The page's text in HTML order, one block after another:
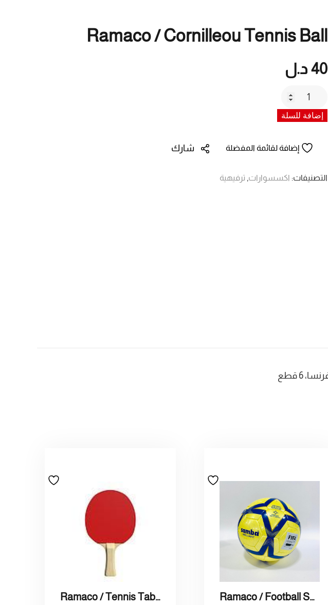
Ramaco / Cornilleou Tennis Ball
40 د.ل
كمية
/
Tennis
إضافة للسلة
إضافة لقائمة المفضلة شارك
التصنيفات: اكسسوارات, ترفيهية
Ramaco / Football Samba / راماكو / كرة قدم سامبا
Ramaco / Tennis Table Racket / راماكو / مضرب طاولة تنس